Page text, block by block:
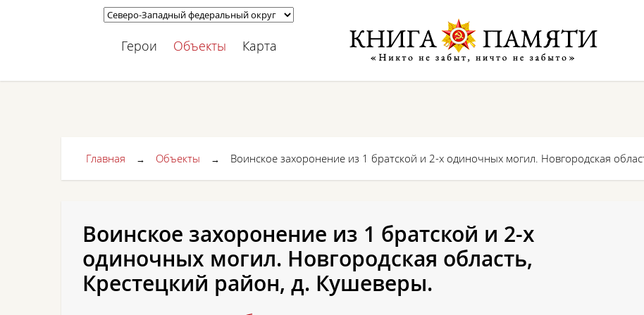
Герои Объекты Карта
Главная → Объекты → Воинское захоронение из 1 братской и 2-х одиночных могил. Новгородская
Воинское захоронение из 1 братской и 2-х
одиночных могил. Новгородская область,
Крестецкий район, д. Кушеверы.